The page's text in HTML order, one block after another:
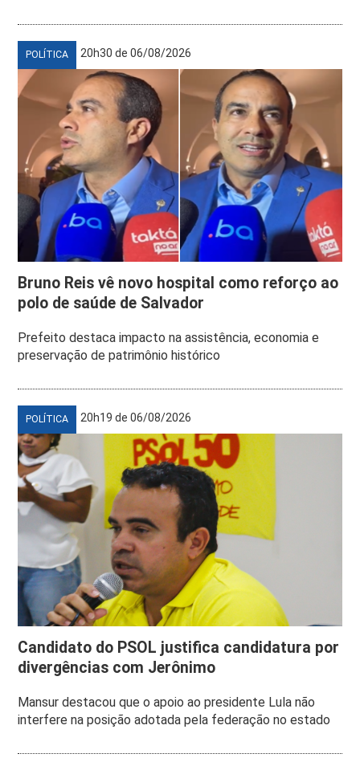
POLÍTICA 20h30 de 06/08/2026
Bruno Reis vê novo hospital como reforço ao
polo de saúde de Salvador
Prefeito destaca impacto na assistência, economia e
preservação de patrimônio histórico
POLÍTICA 20h19 de 06/08/2026
Candidato do PSOL justifica candidatura por
divergências com Jerônimo
Mansur destacou que o apoio ao presidente Lula não
interfere na posição adotada pela federação no estado